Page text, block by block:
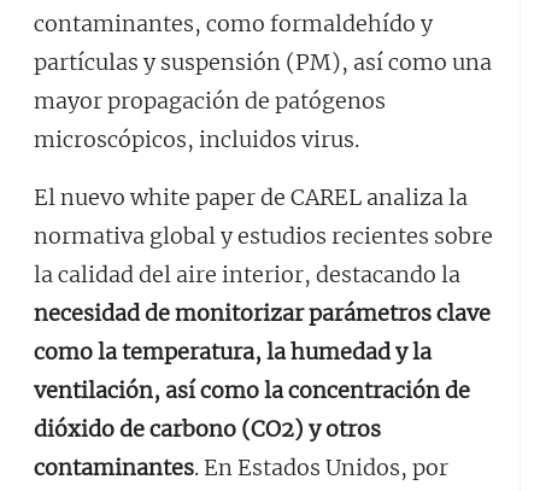
contaminantes, como formaldehído y
partículas y suspensión (PM), así como una
mayor propagación de patógenos
microscópicos, incluidos virus.
El nuevo white paper de CAREL analiza la
normativa global y estudios recientes sobre
la calidad del aire interior, destacando la
necesidad de monitorizar parámetros clave
como la temperatura, la humedad y la
ventilación, así como la concentración de
dióxido de carbono (CO2) y otros
contaminantes. En Estados Unidos, por